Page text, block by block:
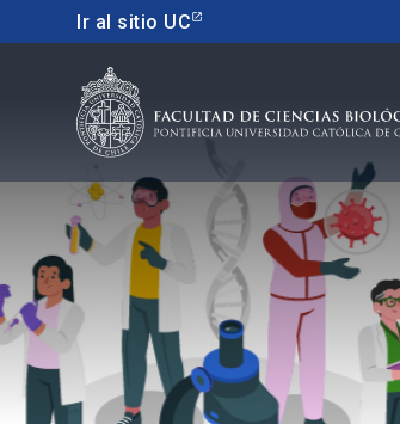
Ir al sitio UC